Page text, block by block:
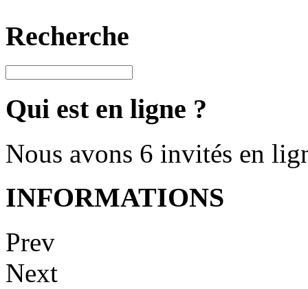
Recherche
Qui est en ligne ?
Nous avons 6 invités en
INFORMATIONS
Prev
Next